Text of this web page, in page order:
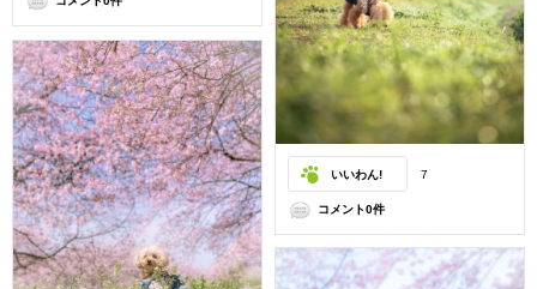
いいわん! 7
コメント0件